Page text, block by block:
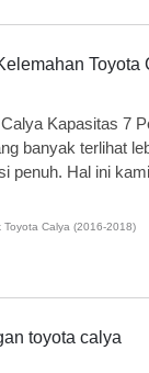
Toyota
Kapasitas 7
banyak terlihat
penuh. Hal ini
Calya (2016-2018)
toyota calya